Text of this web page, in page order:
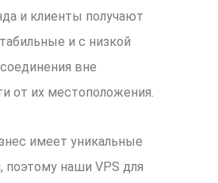
и клиенты получают
и с низкой
вне
от их местоположения.
имеет уникальные
поэтому наши VPS для